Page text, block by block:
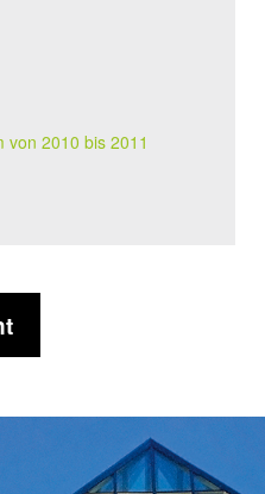
von 2010 bis 2011